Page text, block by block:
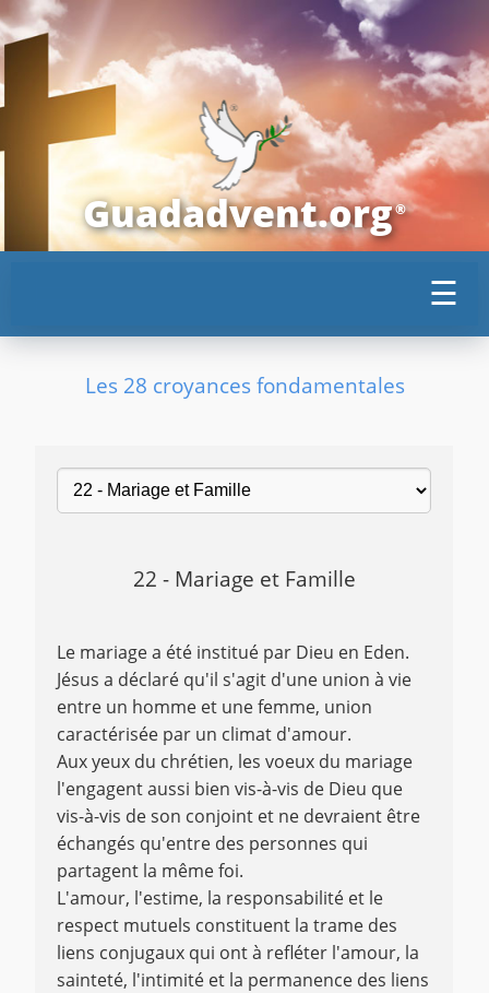
Guadadvent.org®
☰
Les 28 croyances fondamentales
22 - Mariage et Famille
Le mariage a été institué par Dieu en Eden.
Jésus a déclaré qu'il s'agit d'une union à vie
entre un homme et une femme, union
caractérisée par un climat d'amour.
Aux yeux du chrétien, les voeux du mariage
l'engagent aussi bien vis-à-vis de Dieu que
vis-à-vis de son conjoint et ne devraient être
échangés qu'entre des personnes qui
partagent la même foi.
L'amour, l'estime, la responsabilité et le
respect mutuels constituent la trame des
liens conjugaux qui ont à refléter l'amour, la
sainteté, l'intimité et la permanence des liens